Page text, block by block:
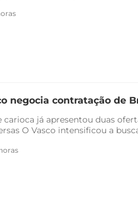
negocia contratação de
carioca já apresentou duas
O Vasco intensificou a